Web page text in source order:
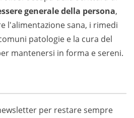
generale della persona,
l'alimentazione sana, i rimedi
patologie e la cura del
mantenersi in forma e sereni.
per restare sempre